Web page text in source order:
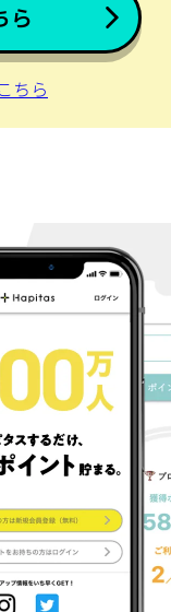
ら
こちら